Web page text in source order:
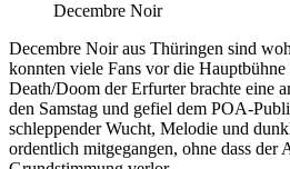
Decembre Noir
Decembre Noiraus Thüringen sind
konnten viele Fans vor die
Death/Doom der Erfurter brachte eine
den Samstag und gefiel dem POA-
schleppender Wucht, Melodie und
ordentlich mitgegangen, ohne dass der